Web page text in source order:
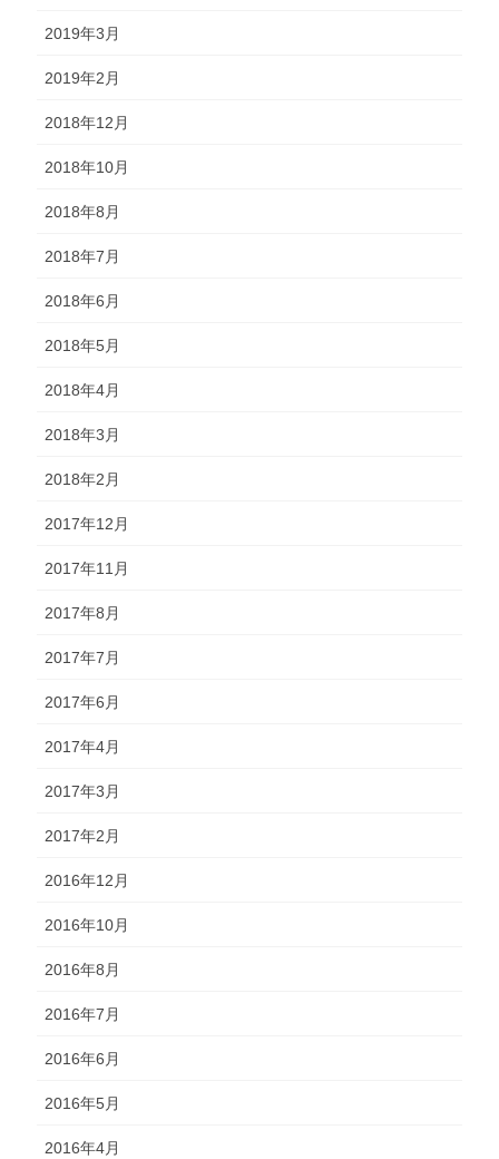
2019年3月
2019年2月
2018年12月
2018年10月
2018年8月
2018年7月
2018年6月
2018年5月
2018年4月
2018年3月
2018年2月
2017年12月
2017年11月
2017年8月
2017年7月
2017年6月
2017年4月
2017年3月
2017年2月
2016年12月
2016年10月
2016年8月
2016年7月
2016年6月
2016年5月
2016年4月